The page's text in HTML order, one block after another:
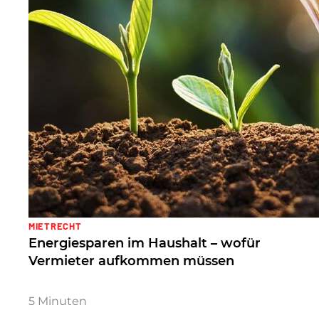
MIETRECHT
Energiesparen im Haushalt – wofür
Vermieter aufkommen müssen
5 Minuten